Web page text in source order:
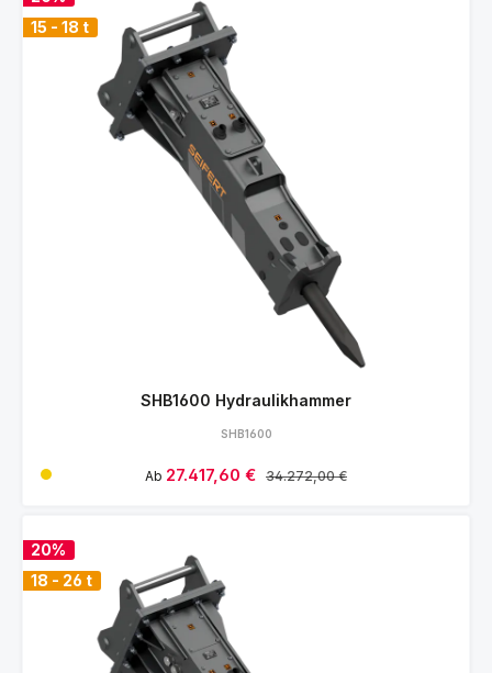
15 - 18 t
SHB1600 Hydraulikhammer
SHB1600
Verkaufspreis:
Ab 27.417,60 € Regulärer Preis:
34.272,00 €
20%
18 - 26 t